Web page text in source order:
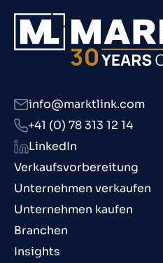
Verkaufsvorbereitung
Unternehmen verkaufen
Unternehmen kaufen
Branchen
Insights
info@marktlink.com
+41 (0) 78 313 12 14
LinkedIn